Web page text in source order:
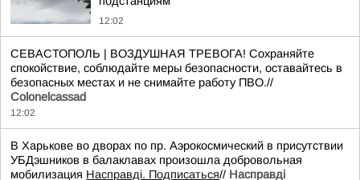
12:02
СЕВАСТОПОЛЬ | ВОЗДУШНАЯ ТРЕВОГА! Сохраняйте
спокойствие, соблюдайте меры безопасности, оставайтесь в
безопасных местах и не снимайте работу ПВО.//
Colonelcassad
12:02
В Харькове во дворах по пр. Аэрокосмический в присутствии
УБДэшников в балаклавах произошла добровольная
мобилизация Насправді. Подписаться// Насправдi